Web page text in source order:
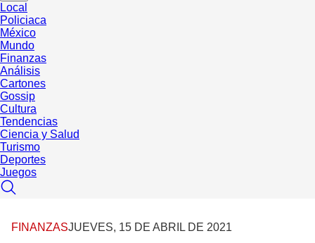
Local
Policiaca
México
Mundo
Finanzas
Análisis
Cartones
Gossip
Cultura
Tendencias
Ciencia y Salud
Turismo
Deportes
Juegos
FINANZASJUEVES, 15 DE ABRIL DE 2021